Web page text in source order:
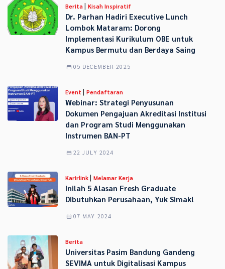
Berita | Kisah Inspiratif
Dr. Parhan Hadiri Executive Lunch
Lombok Mataram: Dorong
Implementasi Kurikulum OBE untuk
Kampus Bermutu dan Berdaya Saing
05 DECEMBER 2025
Event | Pendaftaran
Webinar: Strategi Penyusunan
Dokumen Pengajuan Akreditasi Institusi
dan Program Studi Menggunakan
Instrumen BAN-PT
22 JULY 2024
Karirlink | Melamar Kerja
Inilah 5 Alasan Fresh Graduate
Dibutuhkan Perusahaan, Yuk Simak!
07 MAY 2024
Berita
Universitas Pasim Bandung Gandeng
SEVIMA untuk Digitalisasi Kampus